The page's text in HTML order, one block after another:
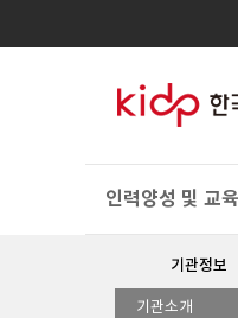
인력양성 및 교육
기관정보
기관소개